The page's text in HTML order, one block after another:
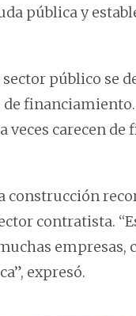
pública y
público se
financiamiento.
veces carecen de
construcción
contratista.
empresas,
expresó.